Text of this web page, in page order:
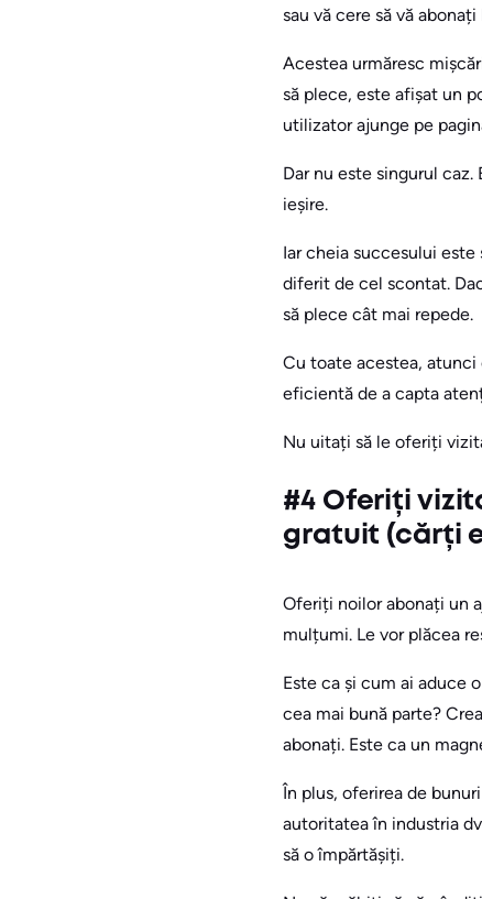
sau vă cere să vă
Acestea urmăresc
să plece, este afișat un
utilizator ajunge pe
Dar nu este singurul
ieșire.
Iar cheia succesului
diferit de cel scontat.
să plece cât mai repede.
Cu toate acestea,
eficientă de a capta
Nu uitați să le oferiți
#4 Oferiți
gratuit (cărți
Oferiți noilor abonați un
mulțumi. Le vor plăcea
Este ca și cum ai aduce
cea mai bună parte?
abonați. Este ca un
În plus, oferirea de
autoritatea în industria
să o împărtășiți.